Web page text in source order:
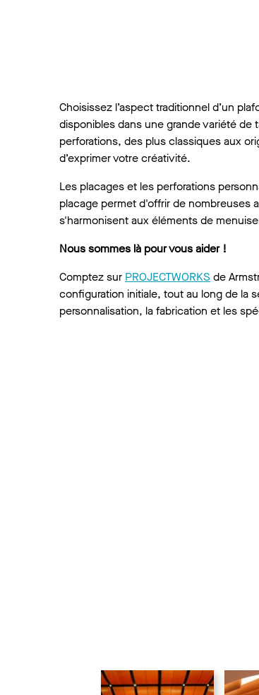
Choisissez l’aspect traditionnel d’un
disponibles dans une grande variété
perforations, des plus classiques aux
d’exprimer votre créativité.
Les placages et les perforations
placage permet d'offrir de nombreuses
s'harmonisent aux éléments de
Nous sommes là pour vous aider !
Comptez sur PROJECTWORKS de
configuration initiale, tout au long de la
personnalisation, la fabrication et les